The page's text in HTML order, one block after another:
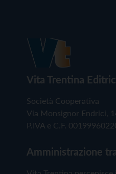
Vita Trentina
Società Cooperativa
Via Monsignor Endrici,
P.IVA e C.F.
Amministrazione